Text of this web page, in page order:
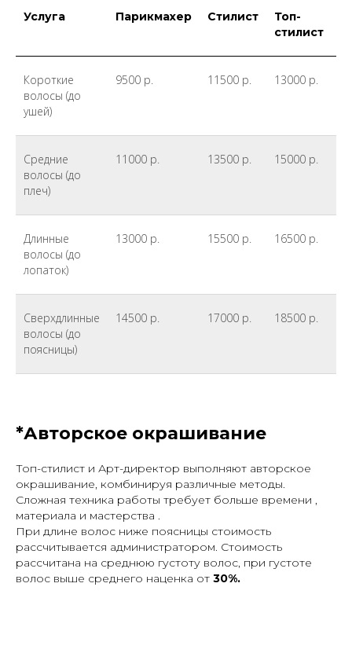
Услуга Парикмахер Стилист
Топ-
стилист
Короткие
волосы (до
ушей)
9500 р. 11500 р. 13000 р.
Средние
волосы (до
плеч)
11000 р. 13500 р. 15000 р.
Длинные
волосы (до
лопаток)
13000 р. 15500 р. 16500 р.
Сверхдлинные
волосы (до
поясницы)
14500 р. 17000 р. 18500 р.
*Авторское окрашивание
Топ-стилист и Арт-директор выполняют авторское
окрашивание, комбинируя различные методы.
Сложная техника работы требует больше времени ,
материала и мастерства .
При длине волос ниже поясницы стоимость
рассчитывается администратором. Стоимость
рассчитана на среднюю густоту волос, при густоте
волос выше среднего наценка от 30%.